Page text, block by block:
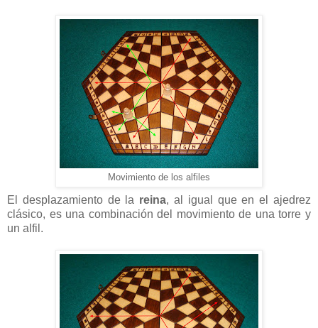
Movimiento de los alfiles
El desplazamiento de la reina, al igual que en el ajedrez
clásico, es una combinación del movimiento de una torre y
un alfil.